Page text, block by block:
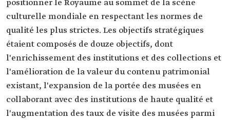
positionner le Royaume au sommet de la scène
culturelle mondiale en respectant les normes de
qualité les plus strictes. Les objectifs stratégiques
étaient composés de douze objectifs, dont
l'enrichissement des institutions et des collections et
l'amélioration de la valeur du contenu patrimonial
existant, l'expansion de la portée des musées en
collaborant avec des institutions de haute qualité et
l'augmentation des taux de visite des musées parmi